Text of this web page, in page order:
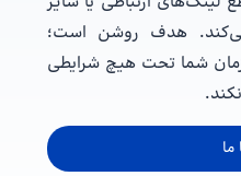
می‌کند. هدف روشن است؛
شما تحت هیچ شرایطی